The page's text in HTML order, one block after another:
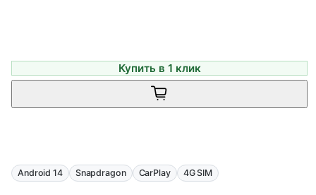
Купить в 1 клик
Android 14 Snapdragon CarPlay 4G SIM